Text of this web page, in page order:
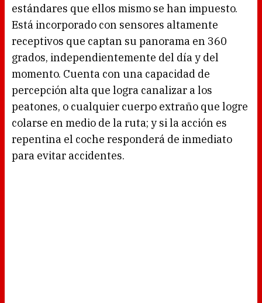
estándares que ellos mismo se han impuesto.
Está incorporado con sensores altamente
receptivos que captan su panorama en 360
grados, independientemente del día y del
momento. Cuenta con una capacidad de
percepción alta que logra canalizar a los
peatones, o cualquier cuerpo extraño que logre
colarse en medio de la ruta; y si la acción es
repentina el coche responderá de inmediato
para evitar accidentes.